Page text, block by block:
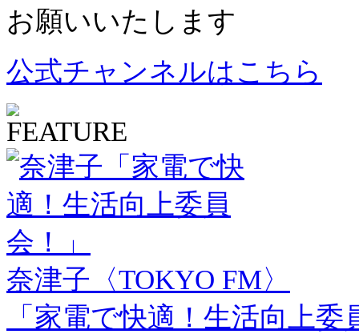
お願いいたします
公式チャンネルはこちら
奈津子〈TOKYO FM〉
「家電で快適！生活向上